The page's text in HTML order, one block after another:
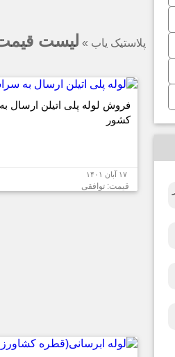
پلاستیک یاب » لیست قیمت
فروش لوله پلی اتیلن ارسال
کشور
۱۷ آبان ۱۴۰۱
قیمت: توافقی